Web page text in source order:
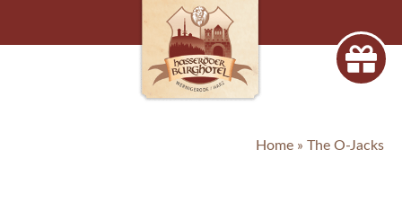
Home » The O-Jacks